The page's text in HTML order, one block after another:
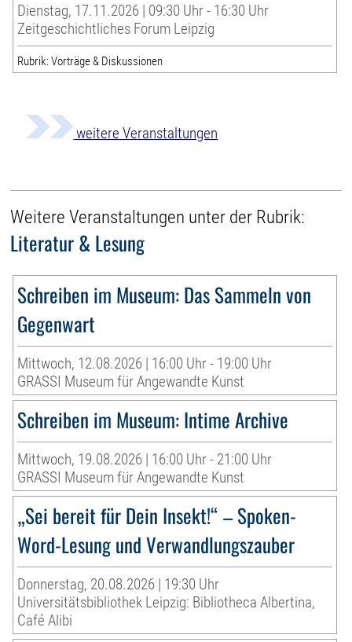
Dienstag, 17.11.2026 | 09:30 Uhr - 16:30 Uhr
Zeitgeschichtliches Forum Leipzig
Rubrik: Vorträge & Diskussionen
weitere Veranstaltungen
Weitere Veranstaltungen unter der Rubrik:
Literatur & Lesung
Schreiben im Museum: Das Sammeln von
Gegenwart
Mittwoch, 12.08.2026 | 16:00 Uhr - 19:00 Uhr
GRASSI Museum für Angewandte Kunst
Schreiben im Museum: Intime Archive
Mittwoch, 19.08.2026 | 16:00 Uhr - 21:00 Uhr
GRASSI Museum für Angewandte Kunst
„Sei bereit für Dein Insekt!“ – Spoken-
Word-Lesung und Verwandlungszauber
Donnerstag, 20.08.2026 | 19:30 Uhr
Universitätsbibliothek Leipzig: Bibliotheca Albertina,
Café Alibi